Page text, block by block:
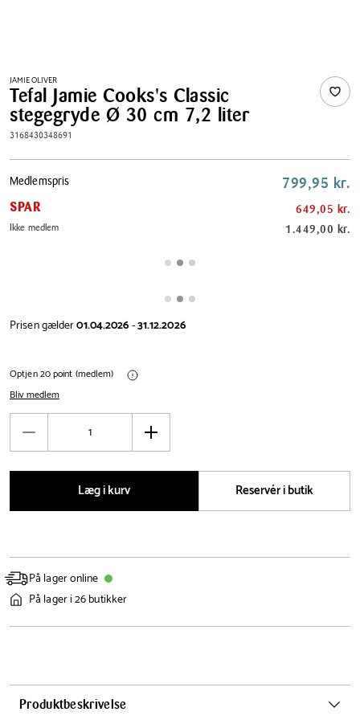
JAMIE OLIVER
Tefal Jamie Cooks's Classic
stegegryde Ø 30 cm 7,2 liter
3168430348691
Pris
tabel
Medlemspris 799,95 kr.
SPAR 649,05 kr.
Ikke medlem 1.449,00 kr.
Prisen gælder01.04.2026-31.12.2026
Optjen 20 point (medlem)
Bliv medlem
Antal
Øg
Læg i kurv
Reservér i butik
På lager online
På lager i 26 butikker
Produktbeskrivelse